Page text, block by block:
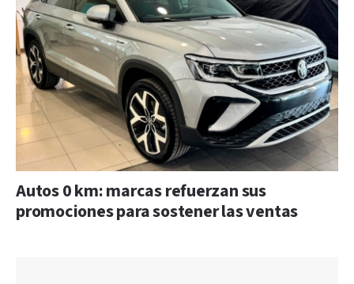
Autos 0 km: marcas refuerzan sus
promociones para sostener las ventas